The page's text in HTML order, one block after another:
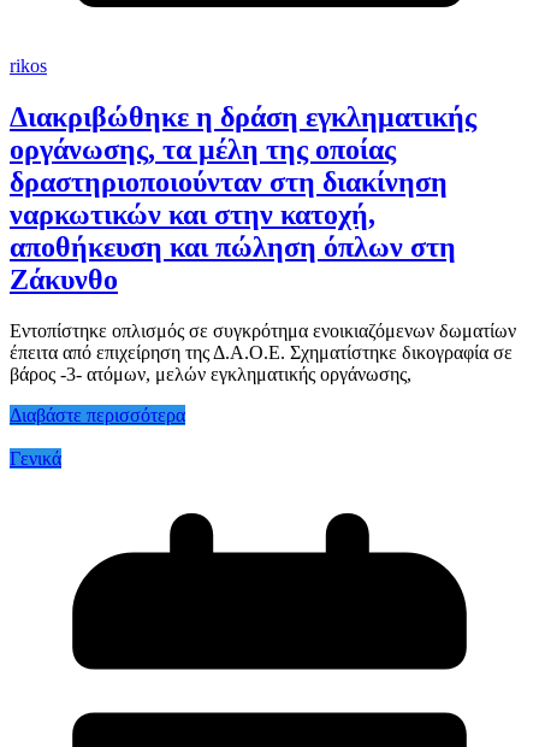
rikos
Διακριβώθηκε η δράση εγκληματικής
οργάνωσης, τα μέλη της οποίας
δραστηριοποιούνταν στη διακίνηση
ναρκωτικών και στην κατοχή,
αποθήκευση και πώληση όπλων στη
Ζάκυνθο
Εντοπίστηκε οπλισμός σε συγκρότημα ενοικιαζόμενων δωματίων
έπειτα από επιχείρηση της Δ.Α.Ο.Ε. Σχηματίστηκε δικογραφία σε
βάρος -3- ατόμων, μελών εγκληματικής οργάνωσης,
Διαβάστε περισσότερα
Γενικά